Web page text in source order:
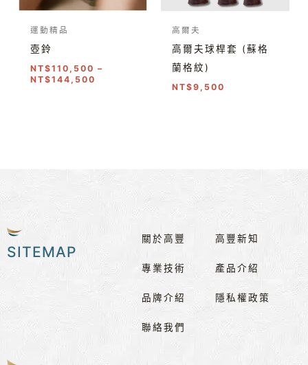
運動精品
壺鈴
NT$110,500 –
NT$144,500
高爾夫
高爾夫球桿套 (蘇格
蘭格紋)
NT$9,500
SITEMAP
關於高豐
專業技術
品牌介紹
聯絡我們
高豐新知
產品介紹
隱私權政策